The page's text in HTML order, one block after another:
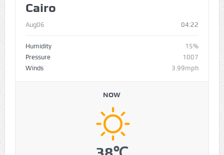
Cairo
Aug06 04:22
Humidity
15%
Pressure
1007
Winds
3.99mph
NOW